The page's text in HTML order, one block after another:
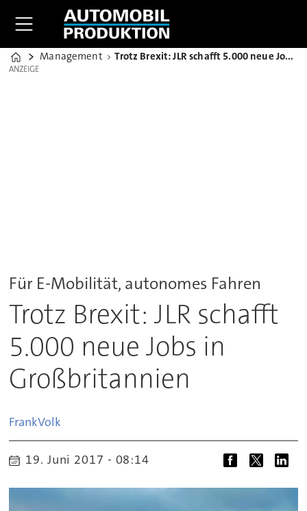
Home
Management Trotz Brexit: JLR schafft 5.000 neue Jobs in Großbritannien
ANZEIGE
ANZEIGE
Für E-Mobilität, autonomes Fahren
Trotz Brexit: JLR schafft
5.000 neue Jobs in
Großbritannien
FrankVolk
19. Juni 2017 - 08:14